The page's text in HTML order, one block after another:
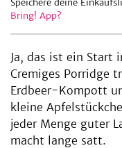
Speichere deine
Bring! App?
Ja, das ist ein Start
Cremiges Porridge
Erdbeer-Kompott
kleine
jeder Menge guter
macht lange satt.